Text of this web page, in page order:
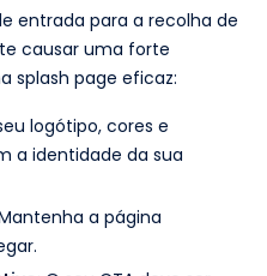
entrada para a recolha de
causar uma forte
splash page eficaz:
logótipo, cores e
a identidade da sua
a página